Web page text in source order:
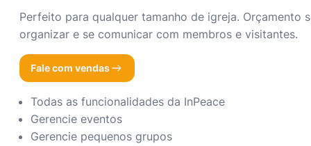
Perfeito para qualquer tamanho de igreja.
organizar e se comunicar com membros e visitantes.
Fale com vendas
Todas as funcionalidades da InPeace
Gerencie eventos
Gerencie pequenos grupos